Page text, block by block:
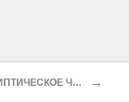
АПОКАЛИПТИЧЕСКОЕ ЧИСЛО →